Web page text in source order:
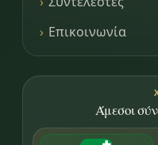
Επικοινωνία
Άμεσοι